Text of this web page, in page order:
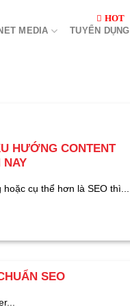
MEDIA TUYỂN DỤNG
HƯỚNG CONTENT
NAY
cụ thể hơn là SEO thì...
SEO